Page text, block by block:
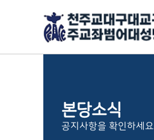
본당소식
공지사항을 확인하세요